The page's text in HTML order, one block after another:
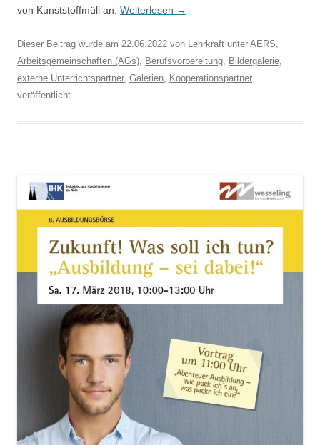
von Kunststoffmüll an. Weiterlesen →
Dieser Beitrag wurde am 22.06.2022 von Lehrkraft unter AERS,
Arbeitsgemeinschaften (AGs), Berufsvorbereitung, Bildergalerie,
externe Unterrichtspartner, Galerien, Kooperationspartner
veröffentlicht.